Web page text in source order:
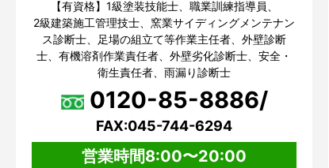
【有資格】1級塗装技能士、職業訓練指導員、
2級建築施工管理技士、窯業サイディングメンテナン
ス診断士、足場の組立て等作業主任者、外壁診断
士、有機溶剤作業責任者、外壁劣化診断士、安全・
衛生責任者、雨漏り診断士
0120-85-8886/
FAX:045-744-6294
営業時間8:00〜20:00